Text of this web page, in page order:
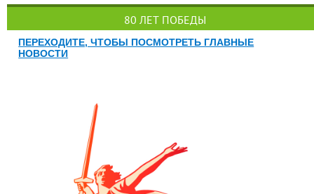
80 ЛЕТ ПОБЕДЫ
ПЕРЕХОДИТЕ, ЧТОБЫ ПОСМОТРЕТЬ ГЛАВНЫЕ
НОВОСТИ